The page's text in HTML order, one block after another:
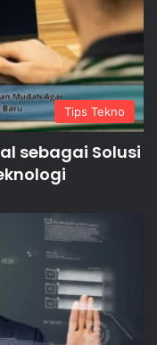
Tips Tekno
sebagai Solusi